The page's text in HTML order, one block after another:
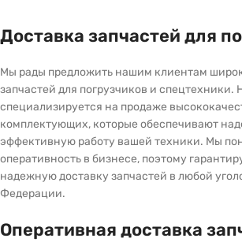
Доставка запчастей для
Мы рады предложить нашим клиентам
запчастей для погрузчиков и
специализируется на продаже
комплектующих, которые обеспечивают
эффективную работу вашей техники. Мы
оперативность в бизнесе, поэтому
надежную доставку запчастей в любой
Федерации.
Оперативная доставка